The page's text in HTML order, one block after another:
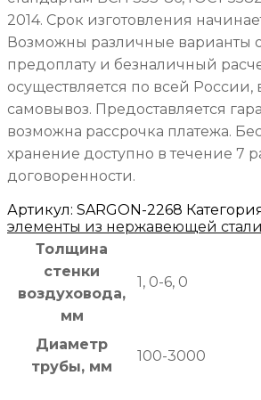
2014. Срок изготовления
Возможны различные варианты
предоплату и безналичный
осуществляется по всей России,
самовывоз. Предоставляется
возможна рассрочка платежа.
хранение доступно в течение 7
договоренности.
Артикул: SARGON-2268
элементы из нержавеющей
Толщина
стенки
воздуховода,
мм
1, 0-6, 0
Диаметр
трубы, мм
100-3000